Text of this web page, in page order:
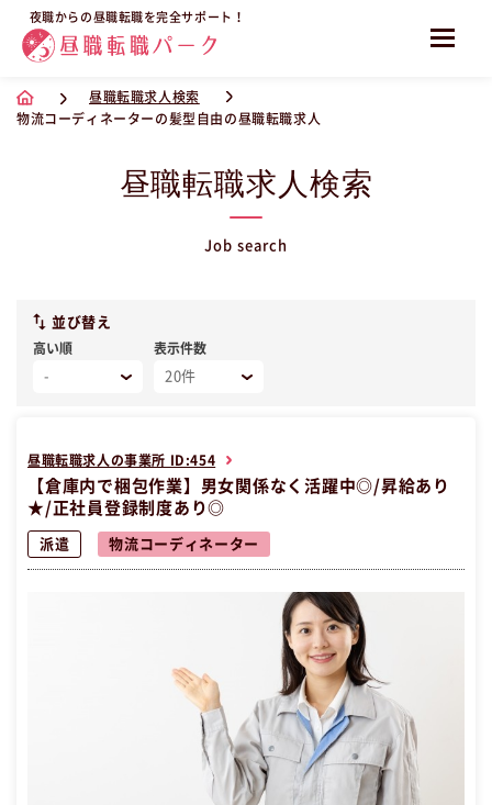
夜職からの昼職転職を完全サポート！
昼職転職求人検索
物流コーディネーターの髪型自由の昼職転職求人
昼職転職求人検索
Job search
並び替え
高い順 表示件数
昼職転職求人の事業所 ID:454
【倉庫内で梱包作業】男女関係なく活躍中◎/昇給あり
★/正社員登録制度あり◎
派遣 物流コーディネーター